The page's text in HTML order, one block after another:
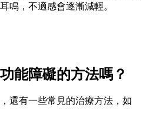
鳴，不適感會逐漸減輕。
能障礙的方法嗎？
還有一些常見的治療方法，如